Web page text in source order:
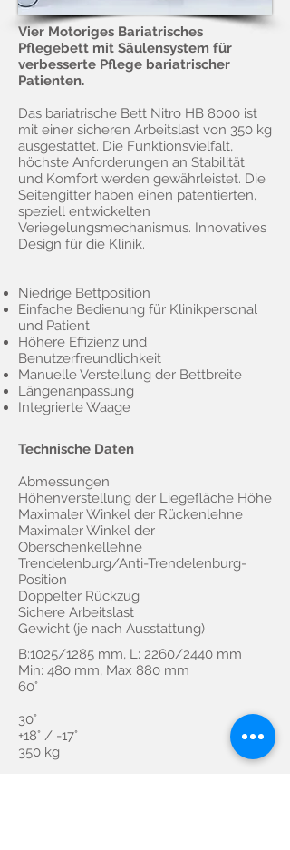
Vier Motoriges Bariatrisches
Pflegebett mit Säulensystem für
verbesserte Pflege bariatrischer
Patienten.
Das bariatrische Bett Nitro HB 8000 ist
mit einer sicheren Arbeitslast von 350 kg
ausgestattet. Die Funktionsvielfalt,
höchste Anforderungen an Stabilität
und Komfort werden gewährleistet. Die
Seitengitter haben einen patentierten,
speziell entwickelten
Veriegelungsmechanismus. Innovatives
Design für die Klinik.
Niedrige Bettposition
Einfache Bedienung für Klinikpersonal
und Patient
Höhere Effizienz und
Benutzerfreundlichkeit
Manuelle Verstellung der Bettbreite
Längenanpassung
Integrierte Waage
Technische Daten
Abmessungen
Höhenverstellung der Liegefläche Höhe
Maximaler Winkel der Rückenlehne
Maximaler Winkel der
Oberschenkellehne
Trendelenburg/Anti-Trendelenburg-
Position
Doppelter Rückzug
Sichere Arbeitslast
Gewicht (je nach Ausstattung)
B:1025/1285 mm, L: 2260/2440 mm
Min: 480 mm, Max 880 mm
60°
30°
+18° / -17°
350 kg